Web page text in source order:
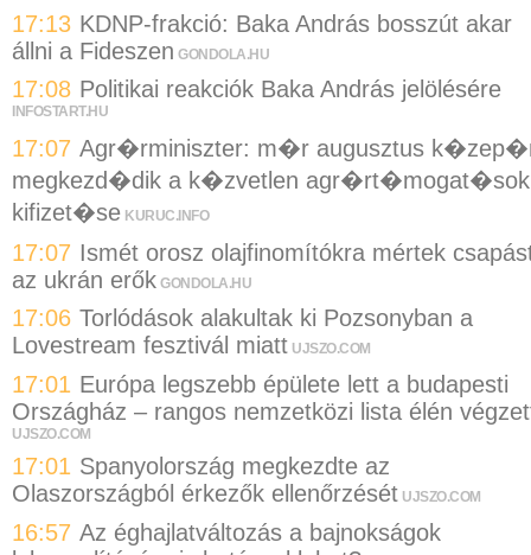
17:13 KDNP-frakció: Baka András bosszút akar
állni a Fideszen GONDOLA.HU
17:08 Politikai reakciók Baka András jelölésére
INFOSTART.HU
17:07 Agr�rminiszter: m�r augusztus
megkezd�dik a k�zvetlen agr�rt�mogat�sok
kifizet�se KURUC.INFO
17:07 Ismét orosz olajfinomítókra mértek
az ukrán erők GONDOLA.HU
17:06 Torlódások alakultak ki Pozsonyban a
Lovestream fesztivál miatt UJSZO.COM
17:01 Európa legszebb épülete lett a budapesti
Országház – rangos nemzetközi lista élén
UJSZO.COM
17:01 Spanyolország megkezdte az
Olaszországból érkezők ellenőrzését UJSZO.COM
16:57 Az éghajlatváltozás a bajnokságok